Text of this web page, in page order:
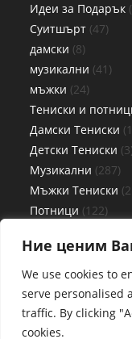
Ние ценим
We use cookies to
serve personalised
traffic. By clicking
cookies.
Идеи за Подарък
Суитшърт 47
дамски 8
музикални 41
мъжки 24
Тениски и
Дамски Тениски
Детски Тениски 3
Музикални 287
Мъжки Тениски
Потници 122
Детски потници
Мъжки потници
Чаши 27